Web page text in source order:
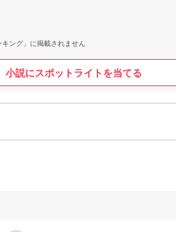
ング」に掲載されません
小説にスポットライトを当てる